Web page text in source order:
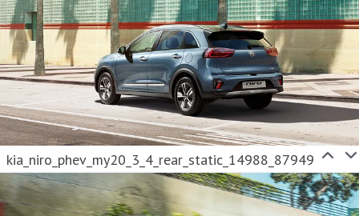
kia_niro_phev_my20_3_4_rear_static_14988_87949